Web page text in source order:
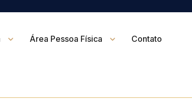
Área Pessoa Física Contato